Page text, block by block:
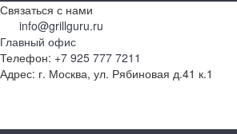
Связаться с нами
info@grillguru.ru
Главный офис
Телефон: +7 925 777 7211
Адрес: г. Москва, ул. Рябиновая д.41 к.1